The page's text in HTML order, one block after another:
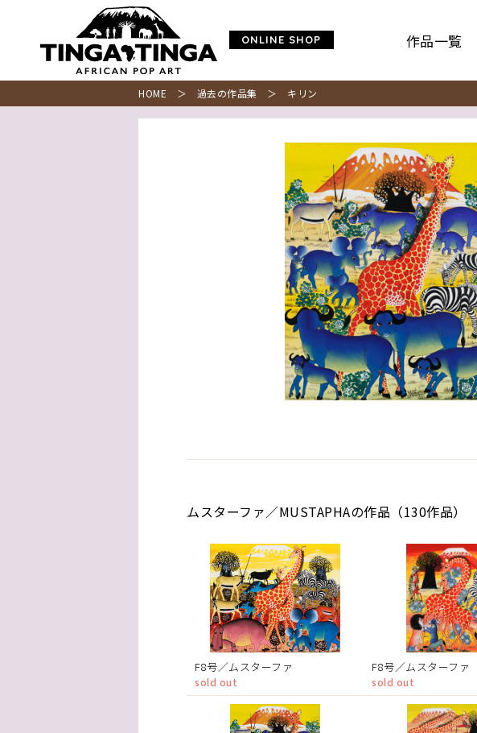
ONLINE SHOP 作品一覧
HOME ＞ 過去の作品集 ＞ キリン
ムスターファ／MUSTAPHAの作品（130作品）
F8号／ムスターファ
sold out
F8号／ムスターファ
sold out